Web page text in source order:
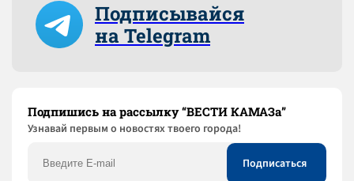
Подписывайся
на Telegram
Подпишись на рассылку “ВЕСТИ КАМАЗа”
Узнaвай первым о новостях твоего города!